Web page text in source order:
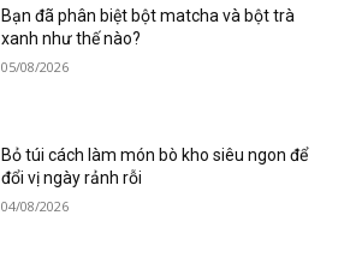
Bạn đã phân biệt bột matcha và bột trà
xanh như thế nào?
05/08/2026
Bỏ túi cách làm món bò kho siêu ngon để
đổi vị ngày rảnh rỗi
04/08/2026